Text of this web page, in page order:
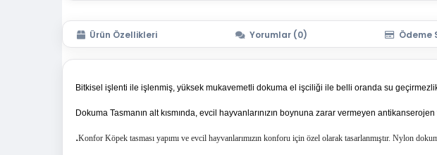
Ürün Özellikleri Yorumlar (0) Ödeme
Bitkisel işlenti ile işlenmiş, yüksek mukavemetli dokuma el işciliği ile belli oranda su
Dokuma Tasmanın alt kısmında, evcil hayvanlarınızın boynuna zarar vermeyen antikanserojen
.Konfor Köpek tasması yapımı ve evcil hayvanlarımızın konforu için özel olarak tasarlanmıştır. Nylon